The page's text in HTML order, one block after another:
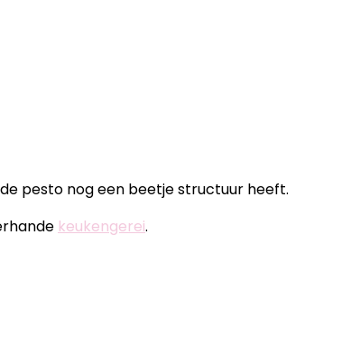
pesto nog een beetje structuur heeft.
keukengerei.